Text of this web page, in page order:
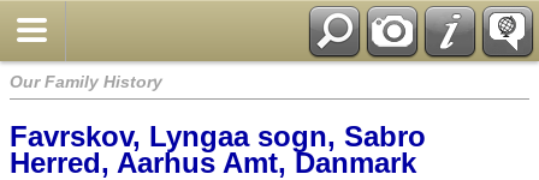
Our Family History
Favrskov, Lyngaa sogn, Sabro
Herred, Aarhus Amt, Danmark